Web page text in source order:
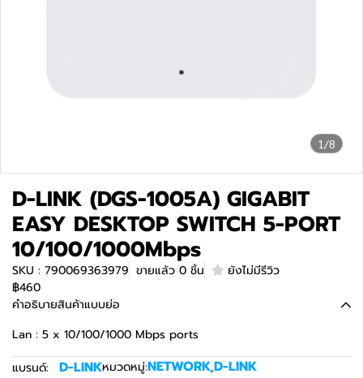
1/8
D-LINK (DGS-1005A) GIGABIT
EASY DESKTOP SWITCH 5-PORT
10/100/1000Mbps
SKU : 790069363979 ขายแล้ว 0 ชิ้น
ยังไม่มีรีวิว
฿460
คำอธิบายสินค้าแบบย่อ
Lan : 5 x 10/100/1000 Mbps ports
แบรนด์:
D-LINKหมวดหมู่:NETWORK,D-LINK